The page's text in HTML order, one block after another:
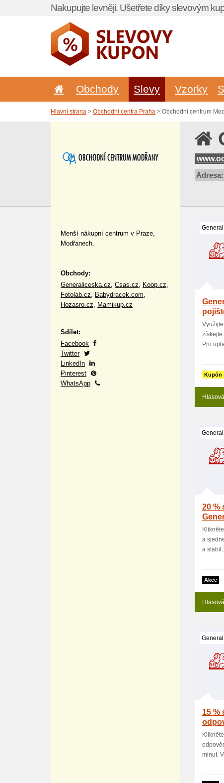
Nakupujte levněji. Ušetřete díky slevovým
Obchody Slevy Vzorky
Hlavní strana > Obchodní centra Praha > Obchodní centrum
Menší nákupní centrum v Praze,
Modřanech.
Obchody:
Generaliceska.cz, Csas.cz, Koop.cz,
Fotolab.cz, Babydracek.com,
Hozasro.cz, Mamikup.cz
Sdílet:
Facebook
Twitter
LinkedIn
Pinterest
WhatsApp
získejte
Pro
Kupón
20 %
a
a
Akce
15 %
minut.